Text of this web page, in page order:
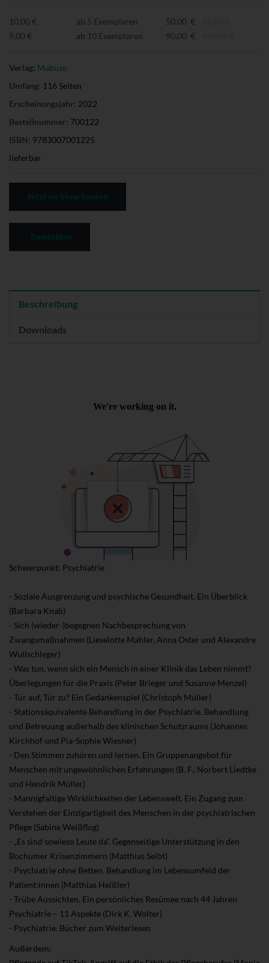
10,00 € ab 5 Exemplaren 50,00 €
9,00 €
ab 10 Exemplaren 90,00 €
Verlag: Mabuse
Umfang: 116 Seiten
Erscheinungsjahr: 2022
Bestellnummer: 700122
ISBN: 9783007001225
lieferbar
Beschreibung
Downloads
Schwerpunkt: Psychiatrie
- Soziale Ausgrenzung und psychische Gesundheit. Ein Überblick
(Barbara Knab)
- Sich (wieder-)begegnen Nachbesprechung von
Zwangsmaßnahmen (Lieselotte Mahler, Anna Oster und Alexandre
Wullschleger)
- Was tun, wenn sich ein Mensch in einer Klinik das Leben nimmt?
Überlegungen für die Praxis (Peter Brieger und Susanne Menzel)
- Tür auf, Tür zu? Ein Gedankenspiel (Christoph Müller)
- Stationsäquivalente Behandlung in der Psychiatrie. Behandlung
und Betreuung außerhalb des klinischen Schutzraums (Johannes
Kirchhof und Pia-Sophie Wiesner)
- Den Stimmen zuhören und lernen. Ein Gruppenangebot für
Menschen mit ungewöhnlichen Erfahrungen (B. F., Norbert Liedtke
und Hendrik Müller)
- Mannigfaltige Wirklichkeiten der Lebenswelt. Ein Zugang zum
Verstehen der Einzigartigkeit des Menschen in der psychiatrischen
Pflege (Sabine Weißflog)
- „Es sind sowieso Leute da“. Gegenseitige Unterstützung in den
Bochumer Krisenzimmern (Matthias Seibt)
- Psychiatrie ohne Betten. Behandlung im Lebensumfeld der
Patient:innen (Matthias Heißler)
- Trübe Aussichten. Ein persönliches Resümee nach 44 Jahren
Psychiatrie – 11 Aspekte (Dirk K. Wolter)
- Psychiatrie. Bücher zum Weiterlesen
Außerdem: